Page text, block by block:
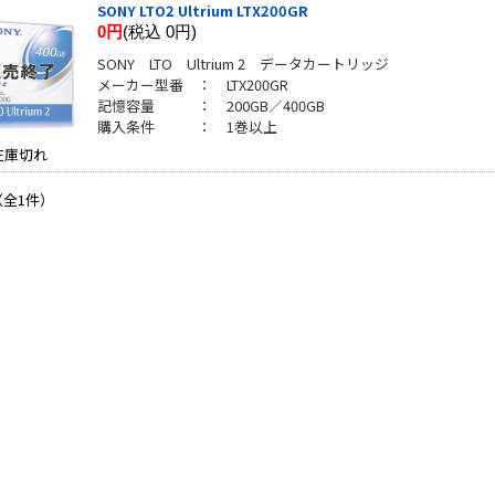
庫切れ
SONY LTO2 Ultrium LTX200GR
0円(税込 0円)
SONY LTO Ultrium 2 データカートリッジ
メーカー型番 ： LTX200GR
記憶容量 ： 200GB／400GB
購入条件 ： 1巻以上
1件）